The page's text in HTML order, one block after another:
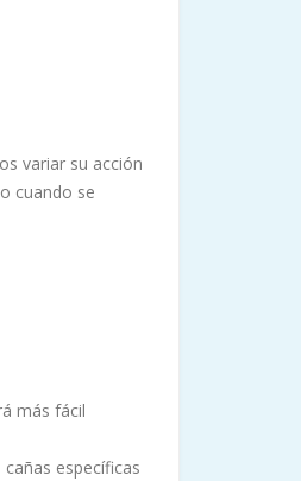
variar su acción
cuando se
más fácil
específicas